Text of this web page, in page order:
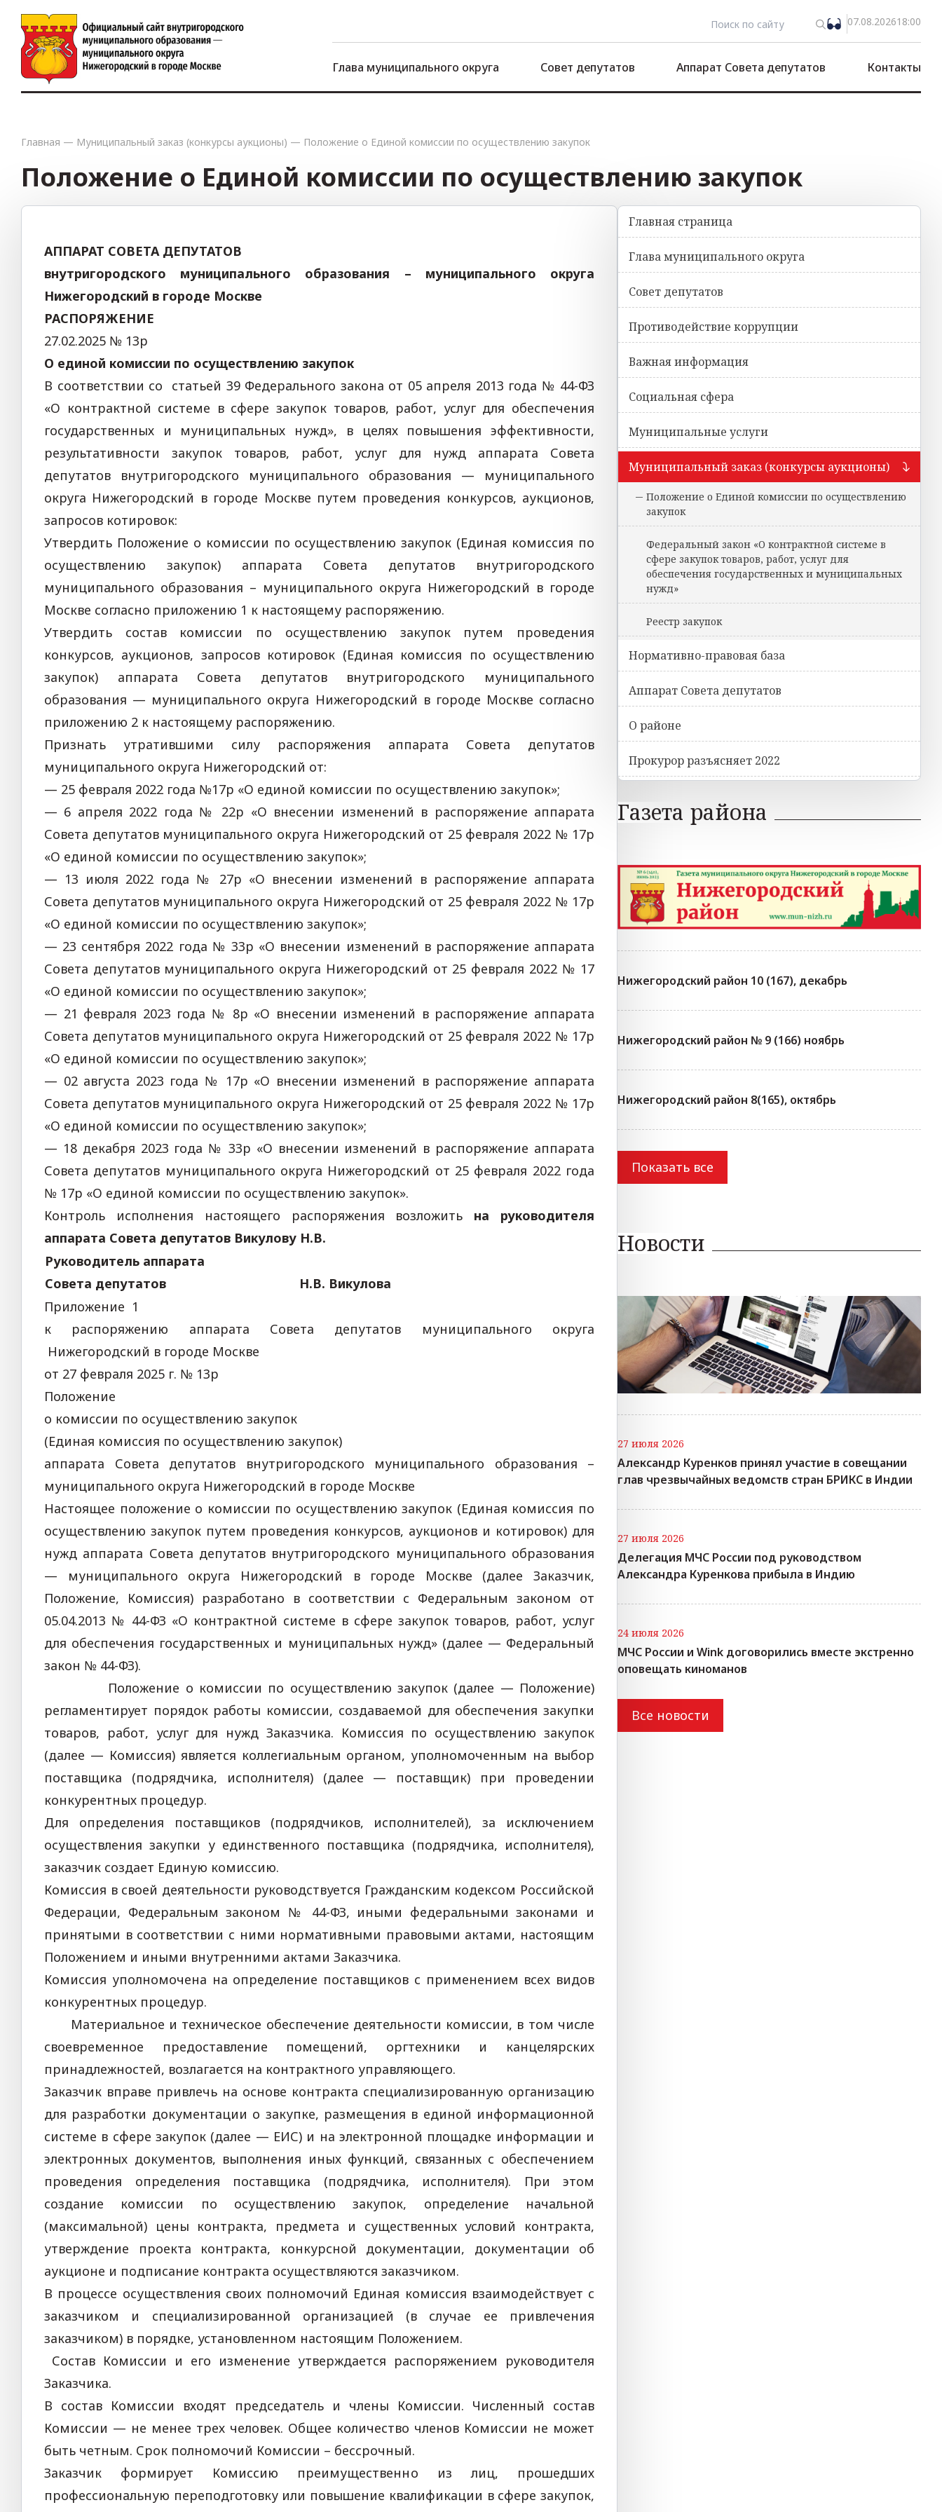
07.08.202618:00
Глава муниципального округа Совет депутатов Аппарат Совета депутатов Контакты
Главная — Муниципальный заказ (конкурсы аукционы) — Положение о Единой комиссии по осуществлению закупок
Положение о Единой комиссии по осуществлению закупок
АППАРАТ СОВЕТА ДЕПУТАТОВ
внутригородского муниципального образования – муниципального округа
Нижегородский в городе Москве
РАСПОРЯЖЕНИЕ
27.02.2025 № 13р
О единой комиссии по осуществлению закупок
В соответствии со
статьей 39Федерального закона от 05 апреля 2013 года № 44-ФЗ
«О контрактной системе в сфере закупок товаров, работ, услуг для обеспечения
государственных и муниципальных нужд», в целях повышения эффективности,
результативности закупок товаров, работ, услуг для нужд аппарата Совета
депутатов внутригородского муниципального образования — муниципального
округа Нижегородский в городе Москве путем проведения конкурсов, аукционов,
запросов котировок:
Утвердить Положение о комиссии по осуществлению закупок (Единая комиссия по
осуществлению закупок) аппарата Совета депутатов внутригородского
муниципального образования – муниципального округа Нижегородский в городе
Москве согласно приложению 1 к настоящему распоряжению.
Утвердить состав комиссии по осуществлению закупок путем проведения
конкурсов, аукционов, запросов котировок (Единая комиссия по осуществлению
закупок) аппарата Совета депутатов внутригородского муниципального
образования — муниципального округа Нижегородский в городе Москве согласно
приложению 2 к настоящему распоряжению.
Признать утратившими силу распоряжения аппарата Совета депутатов
муниципального округа Нижегородский от:
— 25 февраля 2022 года №17р «О единой комиссии по осуществлению закупок»;
— 6 апреля 2022 года № 22р «О внесении изменений в распоряжение аппарата
Совета депутатов муниципального округа Нижегородский от 25 февраля 2022 № 17р
«О единой комиссии по осуществлению закупок»;
— 13 июля 2022 года № 27р «О внесении изменений в распоряжение аппарата
Совета депутатов муниципального округа Нижегородский от 25 февраля 2022 № 17р
«О единой комиссии по осуществлению закупок»;
— 23 сентября 2022 года № 33р «О внесении изменений в распоряжение аппарата
Совета депутатов муниципального округа Нижегородский от 25 февраля 2022 № 17
«О единой комиссии по осуществлению закупок»;
— 21 февраля 2023 года № 8р «О внесении изменений в распоряжение аппарата
Совета депутатов муниципального округа Нижегородский от 25 февраля 2022 № 17р
«О единой комиссии по осуществлению закупок»;
— 02 августа 2023 года № 17р «О внесении изменений в распоряжение аппарата
Совета депутатов муниципального округа Нижегородский от 25 февраля 2022 № 17р
«О единой комиссии по осуществлению закупок»;
— 18 декабря 2023 года № 33р «О внесении изменений в распоряжение аппарата
Совета депутатов муниципального округа Нижегородский от 25 февраля 2022 года
№ 17р «О единой комиссии по осуществлению закупок».
Контроль исполнения настоящего распоряжения возложить на руководителя
аппарата Совета депутатов Викулову Н.В.
Руководитель аппарата
Совета депутатов Н.В. Викулова
Приложение 1
к распоряжению аппарата Совета депутатов муниципального округа
Нижегородский в городе Москве
от 27 февраля 2025 г. № 13р
Положение
о комиссии по осуществлению закупок
(Единая комиссия по осуществлению закупок)
аппарата Совета депутатов внутригородского муниципального образования –
муниципального округа Нижегородский в городе Москве
Настоящее положение о комиссии по осуществлению закупок (Единая комиссия по
осуществлению закупок путем проведения конкурсов, аукционов и котировок) для
нужд аппарата Совета депутатов внутригородского муниципального образования
— муниципального округа Нижегородский в городе Москве (далее Заказчик,
Положение, Комиссия) разработано в соответствии с Федеральным законом от
05.04.2013 № 44-ФЗ «О контрактной системе в сфере закупок товаров, работ, услуг
для обеспечения государственных и муниципальных нужд» (далее — Федеральный
закон № 44-ФЗ).
Положение о комиссии по осуществлению закупок (далее — Положение)
регламентирует порядок работы комиссии, создаваемой для обеспечения закупки
товаров, работ, услуг для нужд Заказчика. Комиссия по осуществлению закупок
(далее — Комиссия) является коллегиальным органом, уполномоченным на выбор
поставщика (подрядчика, исполнителя) (далее — поставщик) при проведении
конкурентных процедур.
Для определения поставщиков (подрядчиков, исполнителей), за исключением
осуществления закупки у единственного поставщика (подрядчика, исполнителя),
заказчик создает Единую комиссию.
Комиссия в своей деятельности руководствуется Гражданским кодексом Российской
Федерации, Федеральным законом № 44-ФЗ, иными федеральными законами и
принятыми в соответствии с ними нормативными правовыми актами, настоящим
Положением и иными внутренними актами Заказчика.
Комиссия уполномочена на определение поставщиков с применением всех видов
конкурентных процедур.
Материальное и техническое обеспечение деятельности комиссии, в том числе
своевременное предоставление помещений, оргтехники и канцелярских
принадлежностей, возлагается на контрактного управляющего.
Заказчик вправе привлечь на основе контракта специализированную организацию
для разработки документации о закупке, размещения в единой информационной
системе в сфере закупок (далее — ЕИС) и на электронной площадке информации и
электронных документов, выполнения иных функций, связанных с обеспечением
проведения определения поставщика (подрядчика, исполнителя). При этом
создание комиссии по осуществлению закупок, определение начальной
(максимальной) цены контракта, предмета и существенных условий контракта,
утверждение проекта контракта, конкурсной документации, документации об
аукционе и подписание контракта осуществляются заказчиком.
В процессе осуществления своих полномочий Единая комиссия взаимодействует с
заказчиком и специализированной организацией (в случае ее привлечения
заказчиком) в порядке, установленном настоящим Положением.
Состав Комиссии и его изменение утверждается распоряжением руководителя
Заказчика.
В состав Комиссии входят председатель и члены Комиссии. Численный состав
Комиссии — не менее трех человек. Общее количество членов Комиссии не может
быть четным. Срок полномочий Комиссии – бессрочный.
Заказчик формирует Комиссию преимущественно из лиц, прошедших
профессиональную переподготовку или повышение квалификации в сфере закупок,
Главная страница
Глава муниципального округа
Совет депутатов
Противодействие коррупции
Важная информация
Социальная сфера
Муниципальные услуги
Муниципальный заказ (конкурсы аукционы)
Положение о Единой комиссии по осуществлению
закупок
Федеральный закон «О контрактной системе в
сфере закупок товаров, работ, услуг для
обеспечения государственных и муниципальных
нужд»
Реестр закупок
Нормативно-правовая база
Аппарат Совета депутатов
О районе
Прокурор разъясняет 2022
Газета района
Нижегородский район 10 (167), декабрь
Нижегородский район № 9 (166) ноябрь
Нижегородский район 8(165), октябрь
Показать все
Новости
27 июля 2026
Александр Куренков принял участие в совещании
глав чрезвычайных ведомств стран БРИКС в Индии
27 июля 2026
Делегация МЧС России под руководством
Александра Куренкова прибыла в Индию
24 июля 2026
МЧС России и Wink договорились вместе экстренно
оповещать киноманов
Все новости